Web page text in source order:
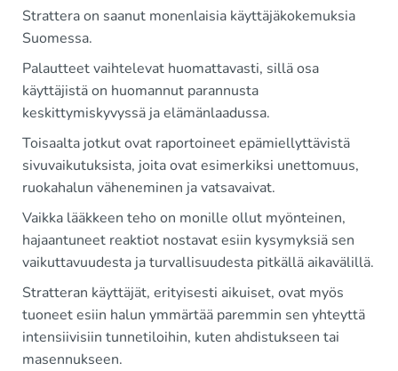
Strattera on saanut monenlaisia käyttäjäkokemuksia
Suomessa.
Palautteet vaihtelevat huomattavasti, sillä osa
käyttäjistä on huomannut parannusta
keskittymiskyvyssä ja elämänlaadussa.
Toisaalta jotkut ovat raportoineet epämiellyttävistä
sivuvaikutuksista, joita ovat esimerkiksi unettomuus,
ruokahalun väheneminen ja vatsavaivat.
Vaikka lääkkeen teho on monille ollut myönteinen,
hajaantuneet reaktiot nostavat esiin kysymyksiä sen
vaikuttavuudesta ja turvallisuudesta pitkällä aikavälillä.
Stratteran käyttäjät, erityisesti aikuiset, ovat myös
tuoneet esiin halun ymmärtää paremmin sen yhteyttä
intensiivisiin tunnetiloihin, kuten ahdistukseen tai
masennukseen.